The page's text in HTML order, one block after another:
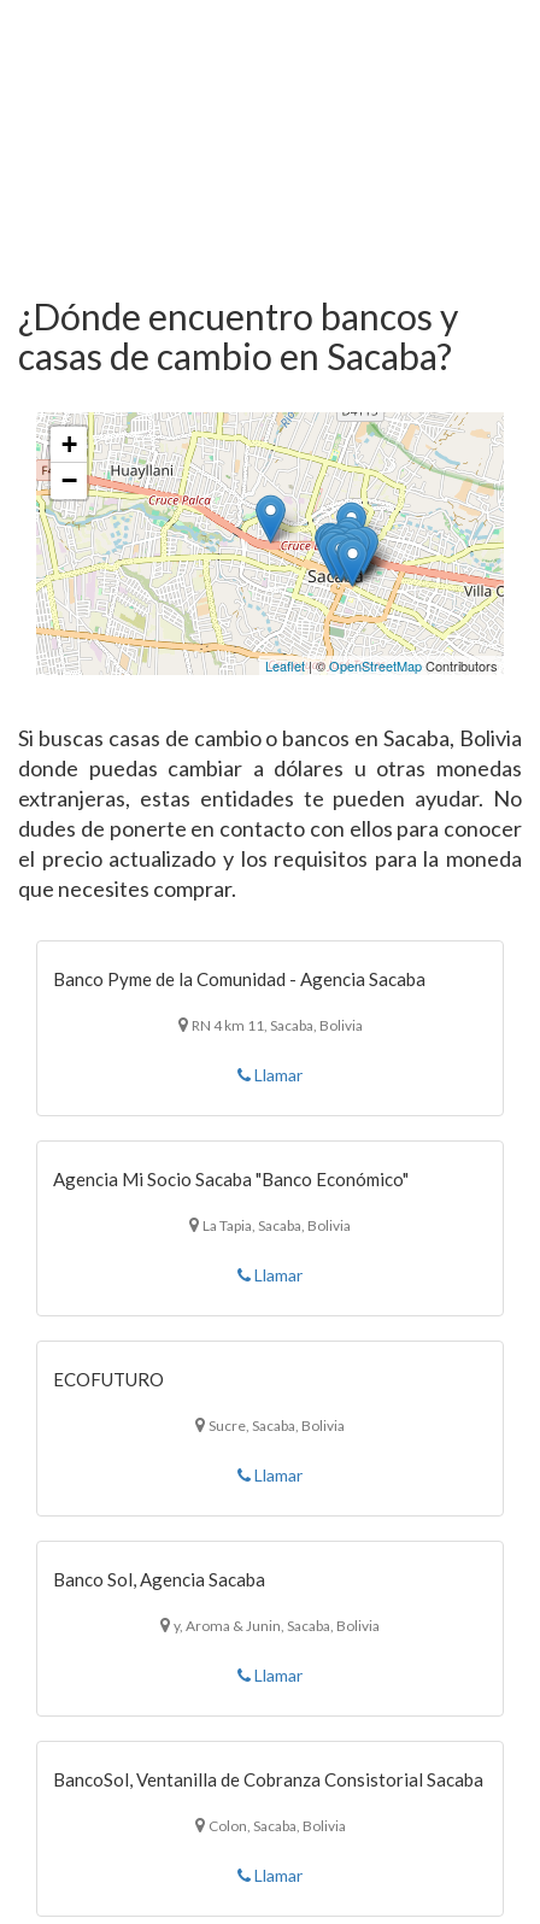
¿Dónde encuentro bancos y
casas de cambio en Sacaba?
+
−
Leaflet| ©OpenStreetMapContributors
Si buscas casas de cambio o bancos en Sacaba, Bolivia
donde puedas cambiar a dólares u otras monedas
extranjeras, estas entidades te pueden ayudar. No
dudes de ponerte en contacto con ellos para conocer
el precio actualizado y los requisitos para la moneda
que necesites comprar.
Banco Pyme de la Comunidad - Agencia Sacaba
RN 4 km 11, Sacaba, Bolivia
Llamar
Agencia Mi Socio Sacaba "Banco Económico"
La Tapia, Sacaba, Bolivia
Llamar
ECOFUTURO
Sucre, Sacaba, Bolivia
Llamar
Banco Sol, Agencia Sacaba
y, Aroma & Junin, Sacaba, Bolivia
Llamar
BancoSol, Ventanilla de Cobranza Consistorial Sacaba
Colon, Sacaba, Bolivia
Llamar